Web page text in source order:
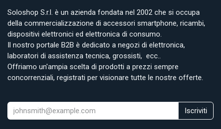
Soloshop S.r.l. è un azienda fondata nel 2002 che si occupa
della commercializzazione di accessori smartphone, ricambi,
dispositivi elettronici ed elettronica di consumo.
Il nostro portale B2B è dedicato a negozi di elettronica,
laboratori di assistenza tecnica, grossisti, ecc..
Offriamo un'ampia scelta di prodotti a prezzi sempre
concorrenziali, registrati per visionare tutte le nostre offerte.
Iscriviti